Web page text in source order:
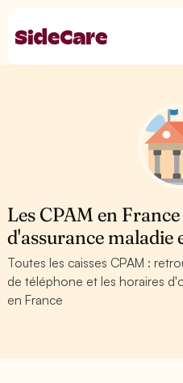
Les CPAM en
d'assurance maladie
Toutes les caisses CPAM :
de téléphone et les horaires
en France